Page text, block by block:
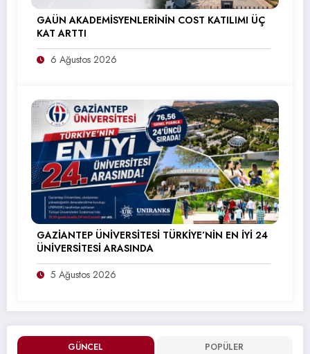
GÜNCEL POPÜLER
GAÜN AKADEMİSYENLERİNİN COST KATILIMI ÜÇ
KAT ARTTI
6 Ağustos 2026
GAZİANTEP ÜNİVERSİTESİ TÜRKİYE’NİN EN İYİ 24
ÜNİVERSİTESİ ARASINDA
5 Ağustos 2026